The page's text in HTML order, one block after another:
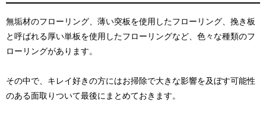
無垢材のフローリング、薄い突板を使用したフローリング、挽き板
と呼ばれる厚い単板を使用したフローリングなど、色々な種類のフ
ローリングがあります。
その中で、キレイ好きの方にはお掃除で大きな影響を及ぼす可能性
のある面取りついて最後にまとめておきます。